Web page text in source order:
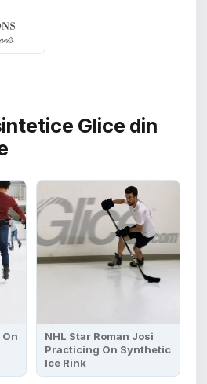
Glice din
NHL Star Roman Josi
Practicing On Synthetic
Ice Rink